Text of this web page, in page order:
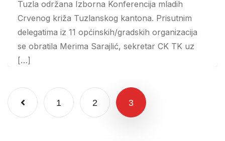
Tuzla održana Izborna Konferencija mladih
Crvenog križa Tuzlanskog kantona. Prisutnim
delegatima iz 11 općinskih/gradskih organizacija
se obratila Merima Sarajlić, sekretar CK TK uz
[…]
1 2 3